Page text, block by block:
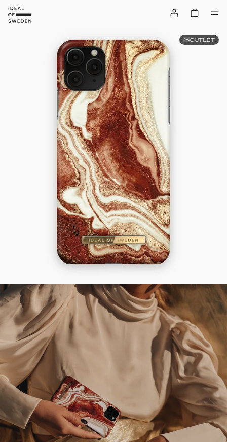
OUTLET